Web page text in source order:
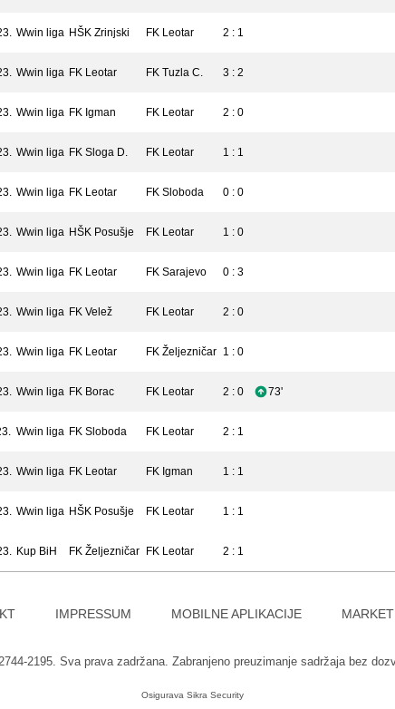
Wwin liga HŠK Zrinjski FK Leotar 2 : 1
Wwin liga FK Leotar FK Tuzla C. 3 : 2
Wwin liga FK Igman FK Leotar 2 : 0
Wwin liga FK Sloga D. FK Leotar 1 : 1
Wwin liga FK Leotar FK Sloboda 0 : 0
Wwin liga HŠK Posušje FK Leotar 1 : 0
Wwin liga FK Leotar FK Sarajevo 0 : 3
Wwin liga FK Velež FK Leotar 2 : 0
Wwin liga FK Leotar FK Željezničar 1 : 0
Wwin liga FK Borac FK Leotar 2 : 0 73'
Wwin liga FK Sloboda FK Leotar 2 : 1
Wwin liga FK Leotar FK Igman 1 : 1
Wwin liga HŠK Posušje FK Leotar 1 : 1
Kup BiH FK Željezničar FK Leotar 2 : 1
IMPRESSUM MOBILNE APLIKACIJE
2195. Sva prava zadržana. Zabranjeno preuzimanje sadržaja bez
Osigurava Sikra Security